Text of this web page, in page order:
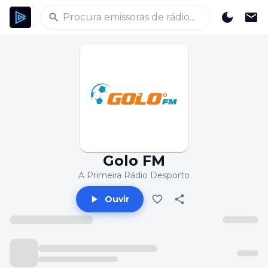
Golo FM
A Primeira Rádio Desporto
Ouvir